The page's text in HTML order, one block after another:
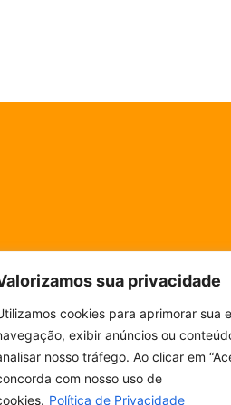
sua privacidade
cookies para aprimorar sua
exibir anúncios ou
nosso tráfego. Ao clicar em
com nosso uso de
Política de Privacidade